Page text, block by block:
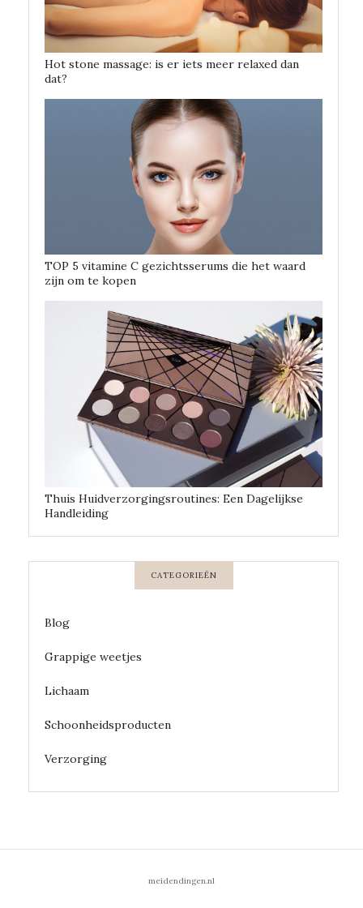
Hot stone massage: is er iets meer relaxed dan
dat?
TOP 5 vitamine C gezichtsserums die het waard
zijn om te kopen
Thuis Huidverzorgingsroutines: Een Dagelijkse
Handleiding
CATEGORIEËN
Blog
Grappige weetjes
Lichaam
Schoonheidsproducten
Verzorging
meidendingen.nl